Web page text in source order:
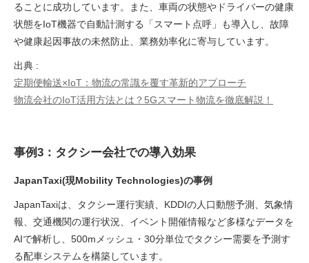
ることに成功しています。また、車両の状態やドライバーの健康
状態をIoT機器で自動計測する「スマート点呼」も導入し、故障
や健康起因事故の未然防止、業務効率化に寄与しています。
出典 :
定期便輸送×IoT：物流の常識を覆す革新的アプローチ
物流会社のIoT活用方法とは？5Gスマート物流を徹底解説！
事例3：タクシー会社での導入効果
JapanTaxi(現Mobility Technologies)の事例
JapanTaxiは、タクシー運行実績、KDDIの人口動態予測、気象情
報、交通機関の運行状況、イベント開催情報など多様なデータを
AIで解析し、500mメッシュ・30分単位でタクシー需要を予測す
る配車システムを構築しています。